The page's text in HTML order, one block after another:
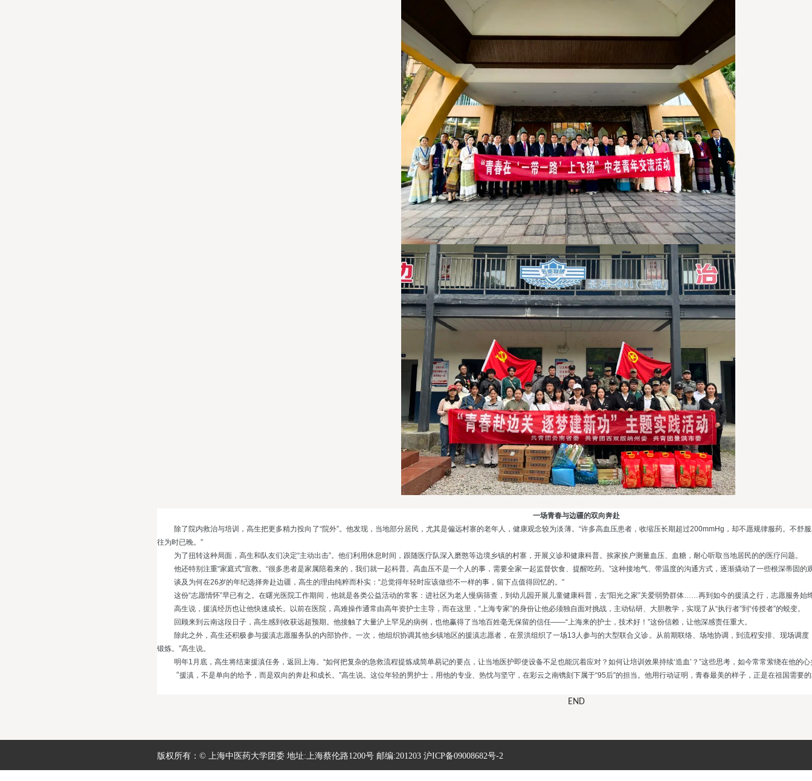
一场青春与边疆的双向奔赴
除了院内救治与培训，高生把更多精力投向了“院外”。他发现，当地部分居民，尤其是偏远村寨的老年人，健康观念较为淡薄。“许多高血压患者，收缩压长期超过200mmHg ，却不愿规律服药。不舒
往为时已晚。”
为了扭转这种局面，高生和队友们决定“主动出击”。他们利用休息时间，跟随医疗队深入磨憨等边境乡镇的村寨，开展义诊和健康科普。挨家挨户测量血压、血糖，耐心听取当地居民的的医疗问题。
他还特别注重“家庭式”宣教。“很多患者是家属陪着来的，我们就一起科普。高血压不是一个人的事，需要全家一起监督饮食、提醒吃药。”这种接地气、带温度的沟通方式，逐渐撬动了一些根深蒂固的
谈及为何在26岁的年纪选择奔赴边疆，高生的理由纯粹而朴实：“总觉得年轻时应该做些不一样的事，留下点值得回忆的。”
这份“志愿情怀”早已有之。在曙光医院工作期间，他就是各类公益活动的常客：进社区为老人慢病筛查，到幼儿园开展儿童健康科普，去“阳光之家”关爱弱势群体……再到如今的援滇之行，志愿服务始
高生说，援滇经历也让他快速成长。以前在医院，高难操作通常由高年资护士主导，而在这里，“上海专家”的身份让他必须独自面对挑战，主动钻研、大胆教学，实现了从“执行者”到“传授者”的蜕变。
回顾来到云南这段日子，高生感到收获远超预期。他接触了大量沪上罕见的病例，也他赢得了当地百姓毫无保留的信任——“上海来的护士，技术好！”这份信赖，让他深感责任重大。
除此之外，高生还积极参与援滇志愿服务队的内部协作。一次，他组织协调其他乡镇地区的援滇志愿者，在景洪组织了一场13 人参与的大型联合义诊。从前期联络、场地协调，到流程安排、现场调
锻炼。”高生说。
明年1 月底，高生将结束援滇任务，返回上海。“如何把复杂的急救流程提炼成简单易记的要点，让当地医护即使设备不足也能沉着应对？如何让培训效果持续‘造血’？”这些思考，如今常常萦绕在他的心
“援滇，不是单向的给予，而是双向的奔赴和成长。”高生说。这位年轻的男护士，用他的专业、热忱与坚守，在彩云之南镌刻下属于“95 后”的担当。他用行动证明，青春最美的样子，正是在祖国需要
END
版权所有：© 上海中医药大学团委 地址:上海蔡伦路1200号 邮编:201203 沪ICP备09008682号-2